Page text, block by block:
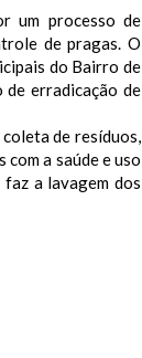
um processo de
de pragas. O
do Bairro de
de erradicação de
de resíduos,
a saúde e uso
faz a lavagem dos